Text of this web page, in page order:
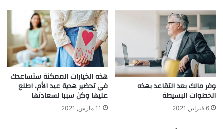
وفر مالك بعد التقاعد بهذه
الخطوات البسيطة
6 فبراير, 2021
هذه الخيارات الممكنة ستساعدك
في تحضير هدية عيد الأم، اطلع
عليها وكن سببا لسعادتها
11 مارس, 2021